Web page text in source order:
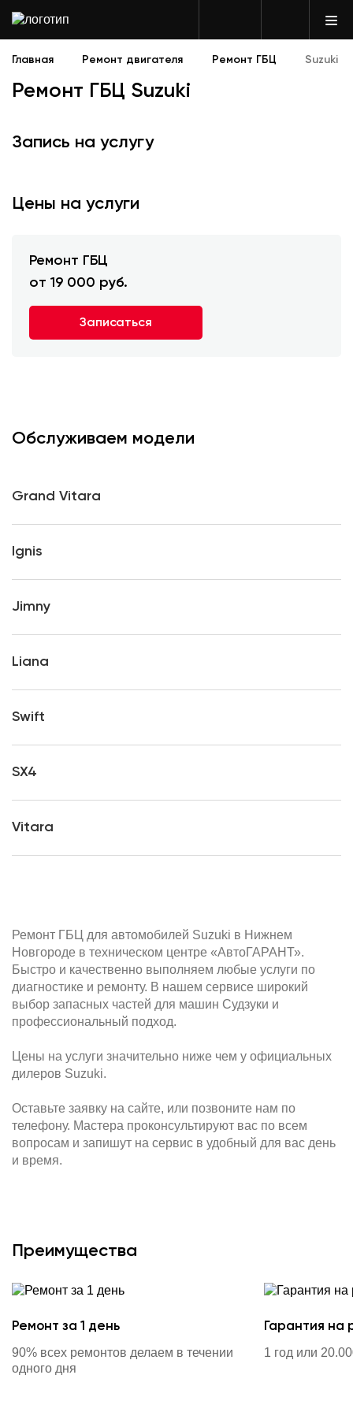
Главная Ремонт двигателя Ремонт ГБЦ Suzuki
Ремонт ГБЦ Suzuki
Запись на услугу
Цены на услуги
Ремонт ГБЦ
от 19 000 руб.
Записаться
Обслуживаем модели
Grand Vitara
Ignis
Jimny
Liana
Swift
SX4
Vitara
Ремонт ГБЦ для автомобилей Suzuki в Нижнем
Новгороде в техническом центре «АвтоГАРАНТ».
Быстро и качественно выполняем любые услуги по
диагностике и ремонту. В нашем сервисе широкий
выбор запасных частей для машин Судзуки и
профессиональный подход.
Цены на услуги значительно ниже чем у официальных
дилеров Suzuki.
Оставьте заявку на сайте, или позвоните нам по
телефону. Мастера проконсультируют вас по всем
вопросам и запишут на сервис в удобный для вас день
и время.
Преимущества
Ремонт за 1 день
90% всех ремонтов делаем в течении
одного дня
Гарантия на
1 год или